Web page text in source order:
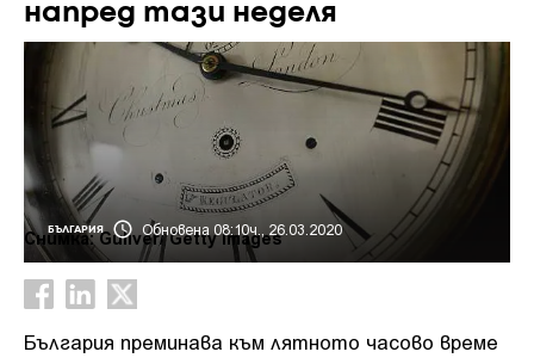
напред тази неделя
БЪЛГАРИЯ Обновена 08:10ч., 26.03.2020
Снимка: Guliver/ Getty Images
България преминава към лятното часово време